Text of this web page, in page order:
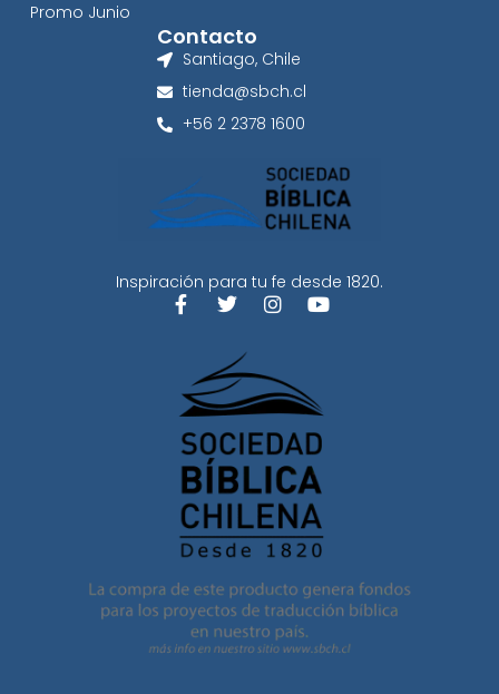
Inspiración para tu fe desde 1820.
Promo Junio
Contacto
Santiago, Chile
tienda@sbch.cl
+56 2 2378 1600